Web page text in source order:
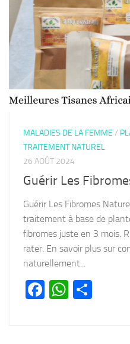
MALADIES DE LA FEMME /
TRAITEMENT NATUREL
26 AOÛT 2024
Guérir Les
Guérir Les Fibromes
traitement à base de
fibromes juste en 3 mois.
rater. En savoir plus sur
naturellement...
Facebook